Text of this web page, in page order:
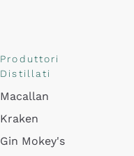
Produttori
Distillati
Macallan
Kraken
Gin Mokey's